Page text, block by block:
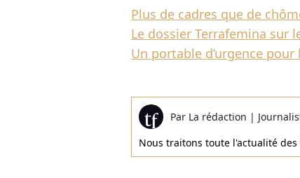
Plus de cadres que de
Le dossier Terrafemina sur
Un portable d’urgence
Par La rédaction |
Nous traitons toute l'actualité